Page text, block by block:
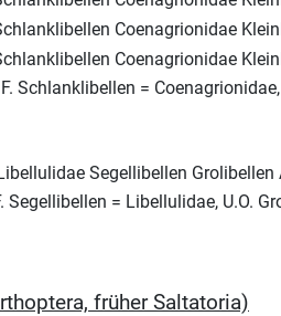
Schlanklibellen =
Segellibellen = Libellulidae, U.O.
früher Saltatoria)